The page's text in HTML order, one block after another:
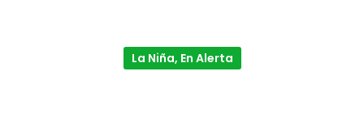
La Niña, En Alerta